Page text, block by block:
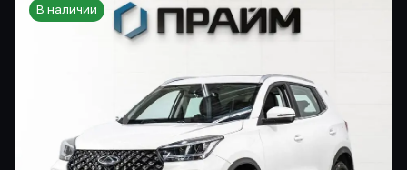
В наличии